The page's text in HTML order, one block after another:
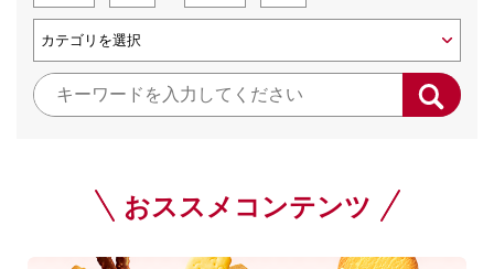
おススメコンテンツ